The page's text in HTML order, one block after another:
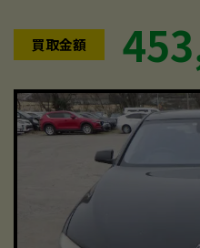
買取金額